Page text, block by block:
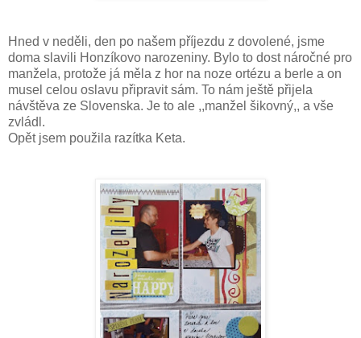
Hned v neděli, den po našem příjezdu z dovolené, jsme
doma slavili Honzíkovo narozeniny. Bylo to dost náročné pro
manžela, protože já měla z hor na noze ortézu a berle a on
musel celou oslavu připravit sám. To nám ještě přijela
návštěva ze Slovenska. Je to ale ,,manžel šikovný,, a vše
zvládl.
Opět jsem použila razítka Keta.